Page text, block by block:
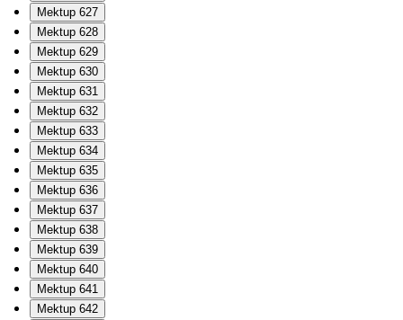
Mektup 627
Mektup 628
Mektup 629
Mektup 630
Mektup 631
Mektup 632
Mektup 633
Mektup 634
Mektup 635
Mektup 636
Mektup 637
Mektup 638
Mektup 639
Mektup 640
Mektup 641
Mektup 642